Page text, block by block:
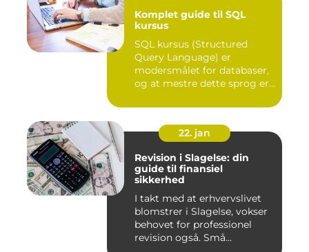
Komplet guide til SQL
kursus
SQL kursus (Structured
Query Language) er
modersmålet for databaser,
og at mestre dette sprog er
22. jan
Revision i Slagelse: din
guide til finansiel
sikkerhed
I takt med at erhvervslivet
blomstrer i Slagelse, vokser
behovet for professionel
revision også. Små...